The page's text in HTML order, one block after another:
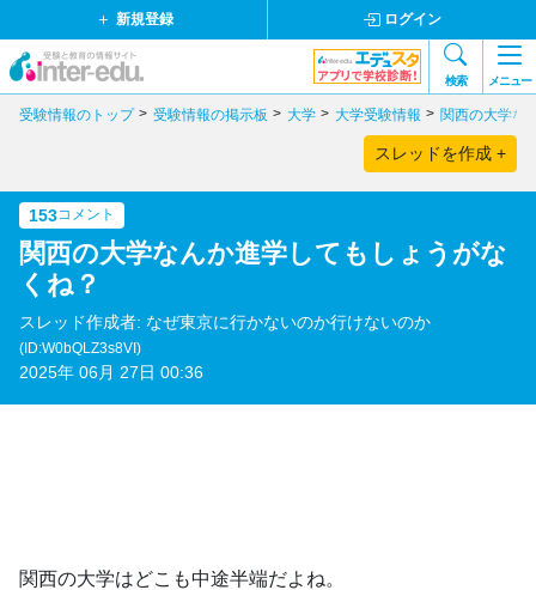
新規登録 ログイン
検索 メニュー
受験情報のトップ 受験情報の掲示板 大学 大学受験情報 関西の大学な
スレッドを作成 +
153コメント
関西の大学なんか進学してもしょうがな
くね？
スレッド作成者: なぜ東京に行かないのか行けないのか
(ID:W0bQLZ3s8VI)
2025年 06月 27日 00:36
関西の大学はどこも中途半端だよね。